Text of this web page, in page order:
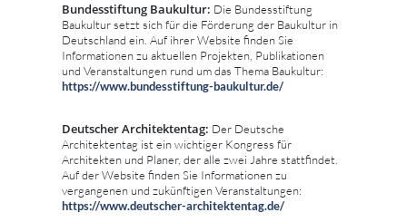
Bundesstiftung Baukultur: Die Bundesstiftung
Baukultur setzt sich für die Förderung der Baukultur in
Deutschland ein. Auf ihrer Website finden Sie
Informationen zu aktuellen Projekten, Publikationen
und Veranstaltungen rund um das Thema Baukultur:
https://www.bundesstiftung-baukultur.de/
Deutscher Architektentag: Der Deutsche
Architektentag ist ein wichtiger Kongress für
Architekten und Planer, der alle zwei Jahre stattfindet.
Auf der Website finden Sie Informationen zu
vergangenen und zukünftigen Veranstaltungen:
https://www.deutscher-architektentag.de/